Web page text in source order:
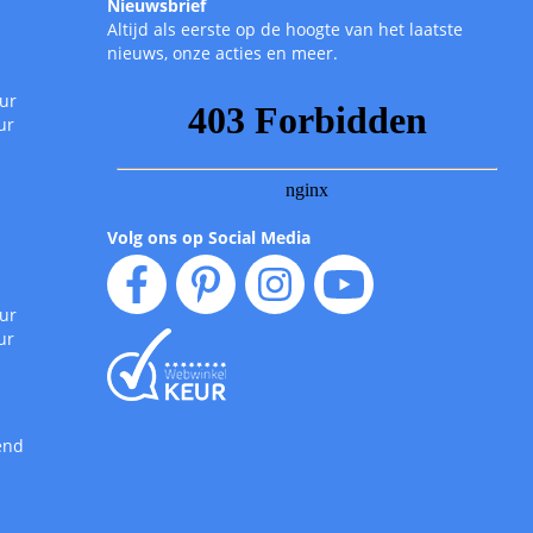
Nieuwsbrief
Altijd als eerste op de hoogte van het laatste
nieuws, onze acties en meer.
Volg ons op Social Media